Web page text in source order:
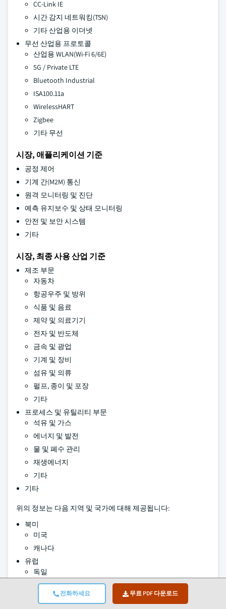
전화하세요 무료 PDF 다운로드
CC-Link IE
시간 감지 네트워킹(TSN)
기타 산업용 이더넷
무선 산업용 프로토콜
산업용 WLAN(Wi-Fi 6/6E)
5G / Private LTE
Bluetooth Industrial
ISA100.11a
WirelessHART
Zigbee
기타 무선
시장, 애플리케이션 기준
공정 제어
기계 간(M2M) 통신
원격 모니터링 및 진단
예측 유지보수 및 상태 모니터링
안전 및 보안 시스템
기타
시장, 최종 사용 산업 기준
제조 부문
자동차
항공우주 및 방위
식품 및 음료
제약 및 의료기기
전자 및 반도체
금속 및 광업
기계 및 장비
섬유 및 의류
펄프, 종이 및 포장
기타
프로세스 및 유틸리티 부문
석유 및 가스
에너지 및 발전
물 및 폐수 관리
재생에너지
기타
기타
위의 정보는 다음 지역 및 국가에 대해 제공됩니다:
북미
미국
캐나다
유럽
독일
영국
프랑스